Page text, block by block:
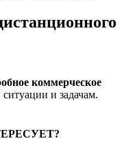
коммерческое
и задачам.